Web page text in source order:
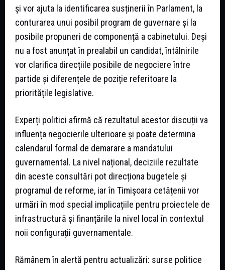
și vor ajuta la identificarea susținerii în Parlament, la
conturarea unui posibil program de guvernare și la
posibile propuneri de componență a cabinetului. Deși
nu a fost anunțat în prealabil un candidat, întâlnirile
vor clarifica direcțiile posibile de negociere între
partide și diferențele de poziție referitoare la
prioritățile legislative.
Experți politici afirmă că rezultatul acestor discuții va
influența negocierile ulterioare și poate determina
calendarul formal de demarare a mandatului
guvernamental. La nivel național, deciziile rezultate
din aceste consultări pot direcționa bugetele și
programul de reforme, iar în Timișoara cetățenii vor
urmări în mod special implicațiile pentru proiectele de
infrastructură și finanțările la nivel local în contextul
noii configurații guvernamentale.
Rămânem în alertă pentru actualizări: surse politice